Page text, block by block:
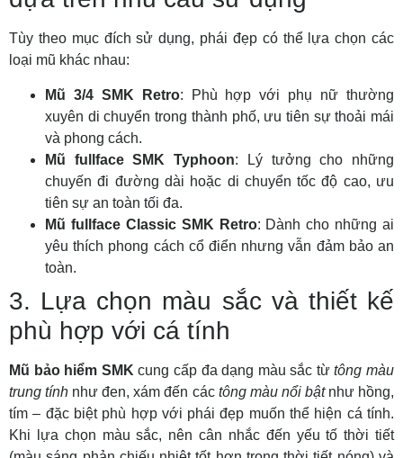
Tùy theo mục đích sử dụng, phái đẹp có thể lựa chọn các
loại mũ khác nhau:
Mũ 3/4 SMK Retro: Phù hợp với phụ nữ thường
xuyên di chuyển trong thành phố, ưu tiên sự thoải mái
và phong cách.
Mũ fullface SMK Typhoon: Lý tưởng cho những
chuyến đi đường dài hoặc di chuyển tốc độ cao, ưu
tiên sự an toàn tối đa.
Mũ fullface Classic SMK Retro: Dành cho những ai
yêu thích phong cách cổ điển nhưng vẫn đảm bảo an
toàn.
3. Lựa chọn màu sắc và thiết kế
phù hợp với cá tính
Mũ bảo hiểm SMK cung cấp đa dạng màu sắc từtông màu
trung tính như đen, xám đến các tông màu nổi bậtnhư hồng,
tím – đặc biệt phù hợp với phái đẹp muốn thể hiện cá tính.
Khi lựa chọn màu sắc, nên cân nhắc đến yếu tố thời tiết